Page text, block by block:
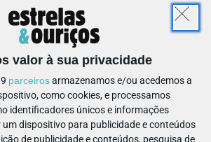
valor à sua privacidade
parceirosarmazenamos e/ou acedemos a
como cookies, e processamos
identificadores únicos e informações
dispositivo para publicidade e conteúdos
de publicidade e conteúdos, pesquisa de